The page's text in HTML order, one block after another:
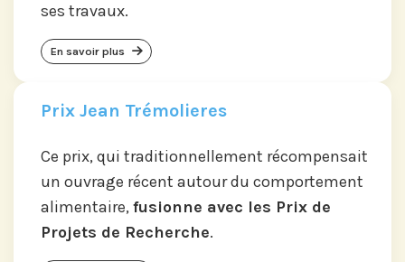
ses travaux.
En savoir plus
Prix Jean Trémolieres
Ce prix, qui traditionnellement récompensait
un ouvrage récent autour du comportement
alimentaire,fusionne avec les Prix de
Projets de Recherche.